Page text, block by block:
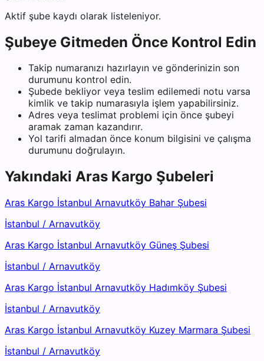
Aktif şube kaydı olarak listeleniyor.
Şubeye Gitmeden Önce Kontrol Edin
Takip numaranızı hazırlayın ve gönderinizin son
durumunu kontrol edin.
Şubede bekliyor veya teslim edilemedi notu varsa
kimlik ve takip numarasıyla işlem yapabilirsiniz.
Adres veya teslimat problemi için önce şubeyi
aramak zaman kazandırır.
Yol tarifi almadan önce konum bilgisini ve çalışma
durumunu doğrulayın.
Yakındaki Aras Kargo Şubeleri
Aras Kargo İstanbul Arnavutköy Bahar Şubesi
İstanbul / Arnavutköy
Aras Kargo İstanbul Arnavutköy Güneş Şubesi
İstanbul / Arnavutköy
Aras Kargo İstanbul Arnavutköy Hadımköy Şubesi
İstanbul / Arnavutköy
Aras Kargo İstanbul Arnavutköy Kuzey Marmara Şubesi
İstanbul / Arnavutköy